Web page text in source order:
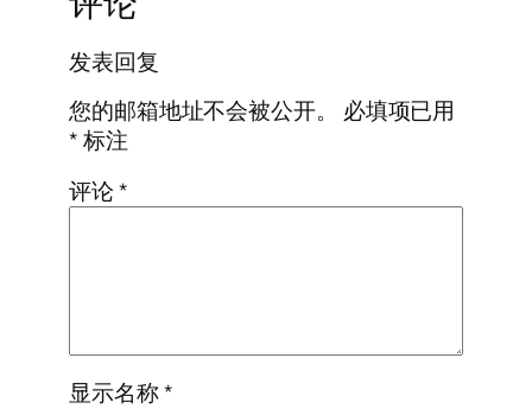
发表回复
您的邮箱地址不会被公开。
必填项已用
*标注
评论*
显示名称*